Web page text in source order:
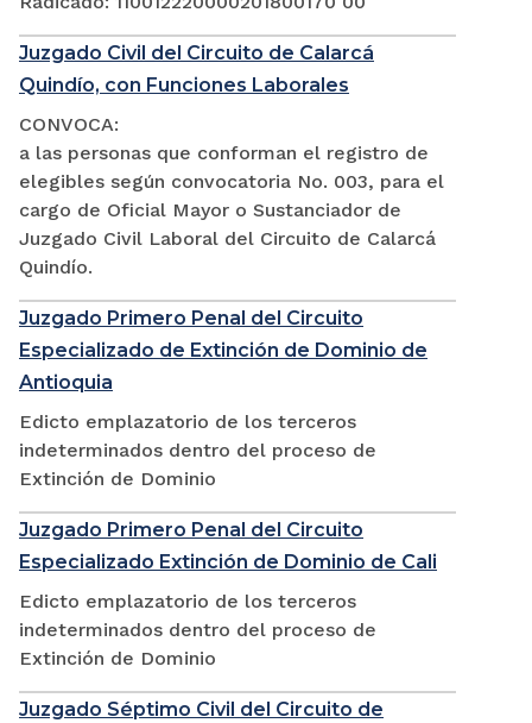
Juzgado Civil del Circuito de Calarcá
Quindío, con Funciones Laborales
CONVOCA:
a las personas que conforman el registro de
elegibles según convocatoria No. 003, para el
cargo de Oficial Mayor o Sustanciador de
Juzgado Civil Laboral del Circuito de Calarcá
Quindío.
Juzgado Primero Penal del Circuito
Especializado de Extinción de Dominio de
Antioquia
Edicto emplazatorio de los terceros
indeterminados dentro del proceso de
Extinción de Dominio
Juzgado Primero Penal del Circuito
Especializado Extinción de Dominio de Cali
Edicto emplazatorio de los terceros
indeterminados dentro del proceso de
Extinción de Dominio
Juzgado Séptimo Civil del Circuito de